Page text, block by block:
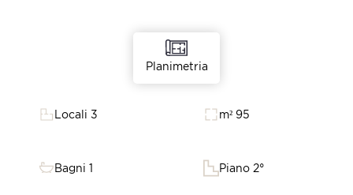
Planimetria
Locali 3 m² 95
Bagni 1 Piano 2°